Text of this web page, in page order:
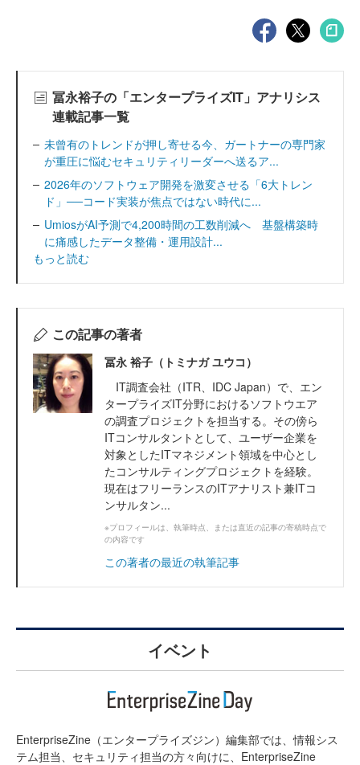
冨永裕子の「エンタープライズIT」アナリシス
連載記事一覧
未曾有のトレンドが押し寄せる今、ガートナーの専門家
が重圧に悩むセキュリティリーダーへ送るア...
2026年のソフトウェア開発を激変させる「6大トレン
ド」──コード実装が焦点ではない時代に...
UmiosがAI予測で4,200時間の工数削減へ 基盤構築時
に痛感したデータ整備・運用設計...
もっと読む
この記事の著者
冨永 裕子（トミナガ ユウコ）
IT調査会社（ITR、IDC Japan）で、エン
タープライズIT分野におけるソフトウエア
の調査プロジェクトを担当する。その傍ら
ITコンサルタントとして、ユーザー企業を
対象としたITマネジメント領域を中心とし
たコンサルティングプロジェクトを経験。
現在はフリーランスのITアナリスト兼ITコ
ンサルタン...
※プロフィールは、執筆時点、または直近の記事の寄稿時点で
の内容です
この著者の最近の執筆記事
イベント
EnterpriseZine（エンタープライズジン）編集部では、情報シス
テム担当、セキュリティ担当の方々向けに、EnterpriseZine